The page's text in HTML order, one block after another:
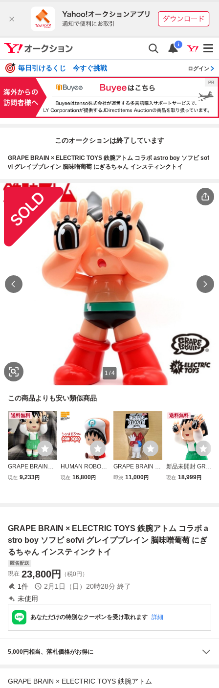
i
毎日引けるくじ 今すぐ挑戦 ログイン
このオークションは終了しています
GRAPE BRAIN × ELECTRIC TOYS 鉄腕アトム コラボ astro boy ソフビ sof
vi グレイプブレイン 脳味噌葡萄 にぎるちゃん インスティンクトイ
1 /4
この商品よりも安い類似商品
送料無料
GRAPE BRAIN×E
LECTRIC TOYS
フビ
現在 9,233円
HUMAN ROBOT ×
ELECTRIC TOYS
BRAIN にぎるちゃ
ん
現在 16,800円
GRAPE BRAIN お
にぎり トリコロー
即決 11,000円
送料無料
新品未開封 GRAP
E BRAIN×ELECT
クトイズ ソフビ
現在 18,999円
GRAPE BRAIN × ELECTRIC TOYS 鉄腕アトム コラボ a
stro boy ソフビ sofvi グレイプブレイン 脳味噌葡萄 にぎ
るちゃん インスティンクトイ
匿名配送
現在 23,800円 （税0円）
1件 2月1日（日）20時28分 終了
未使用
あなただけの特別なクーポンを受け取れます 詳細
5,000円相当、落札価格がお得に
GRAPE BRAIN × ELECTRIC TOYS 鉄腕アトム